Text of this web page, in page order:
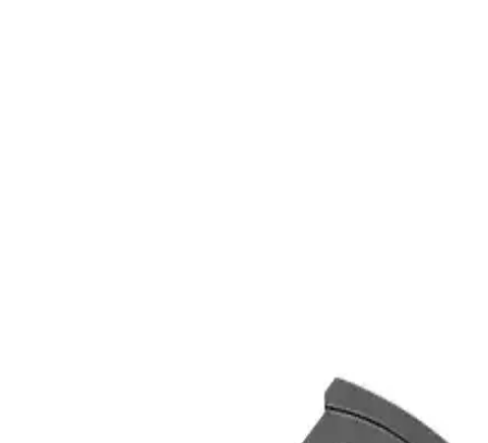
Elevats Premium İngiliz Erkek Fişli Seyahat Adaptörü, çoklu ülke
uyumu ve yüksek kalite ile seyahatlerde elektrikli cihazlarınızı